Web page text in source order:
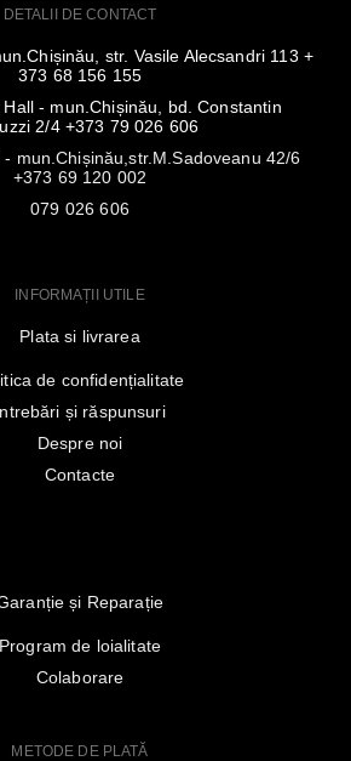
DETALII DE CONTACT
str. Vasile Alecsandri 113 +
373 68 156 155
- mun.Chișinău, bd. Constantin
2/4 +373 79 026 606
mun.Chișinău,str.M.Sadoveanu 42/6
+373 69 120 002
079 026 606
INFORMAȚII UTILE
Plata si livrarea
de confidențialitate
și răspunsuri
Despre noi
Contacte
și Reparație
Program de loialitate
Colaborare
METODE DE PLATĂ